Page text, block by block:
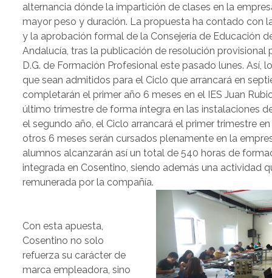
alternancia dónde la impartición de clases en la
mayor peso y duración. La propuesta ha contado con
y la aprobación formal de la Consejería de Educación
Andalucía, tras la publicación de resolución provisional
D.G. de Formación Profesional este pasado lunes. Así,
que sean admitidos para el Ciclo que arrancará en
completarán el primer año 6 meses en el IES Juan
último trimestre de forma íntegra en las instalaciones
el segundo año, el Ciclo arrancará el primer trimestre en
otros 6 meses serán cursados plenamente en la
alumnos alcanzarán así un total de 540 horas de
integrada en Cosentino, siendo además una actividad
remunerada por la compañía.
Con esta apuesta,
Cosentino no solo
refuerza su carácter de
marca empleadora, sino